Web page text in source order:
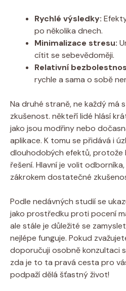
Rychlé výsledky:
po několika ‌dnech.
Minimalizace stresu:
cítit se‌ sebevědoměji.
Relativní
‌rychle a sama o‍ sobě
Na druhé straně, ​ne ‍každý má​
zkušenost. někteří lidé hlásí
jako ​jsou ‍modřiny ‌nebo
aplikace. K tomu‍ se přidává‍ i
dlouhodobých efektů,
řešení. Hlavní je volit
zákrokem dostatečné
Podle​ nedávných studií se
jako ​prostředku proti pocení
ale stále je důležité se⁣
nejlépe funguje. Pokud
doporučuji osobně konzultaci
zda je to ta pravá cesta pro
podpaží dělá šťastný život!